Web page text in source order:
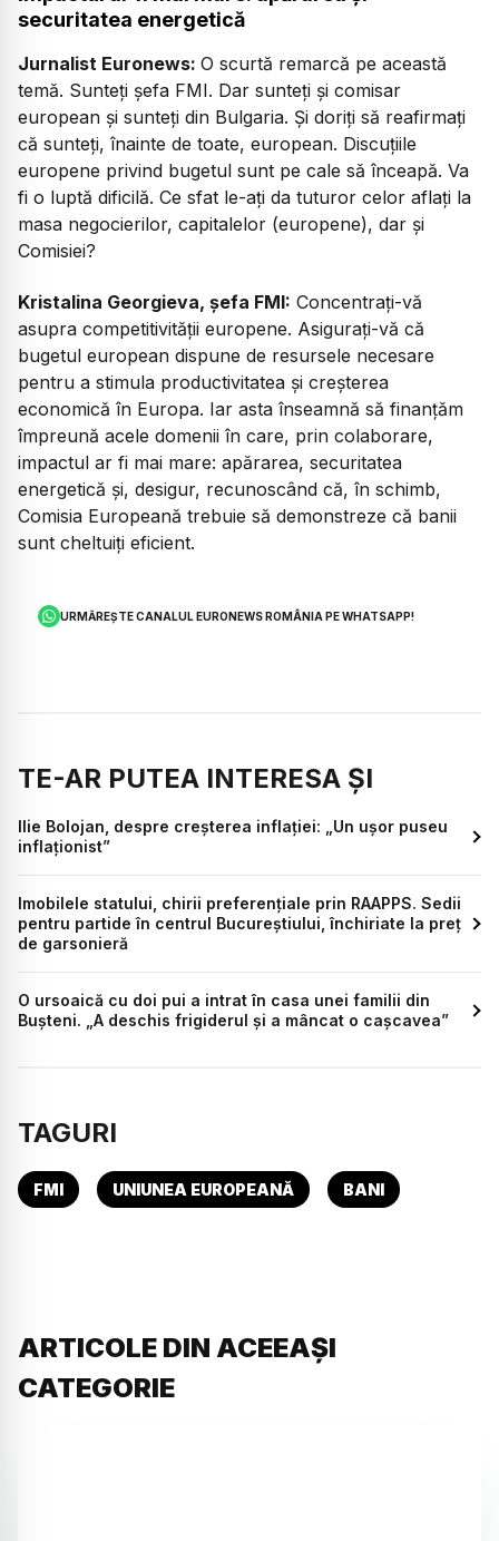
securitatea energetică
Jurnalist Euronews: O scurtă remarcă pe această
temă. Sunteți șefa FMI. Dar sunteți și comisar
european și sunteți din Bulgaria. Și doriți să reafirmați
că sunteți, înainte de toate, european. Discuțiile
europene privind bugetul sunt pe cale să înceapă. Va
fi o luptă dificilă. Ce sfat le-ați da tuturor celor aflați la
masa negocierilor, capitalelor (europene), dar și
Comisiei?
Kristalina Georgieva, șefa FMI: Concentrați-vă
asupra competitivității europene. Asigurați-vă că
bugetul european dispune de resursele necesare
pentru a stimula productivitatea și creșterea
economică în Europa. Iar asta înseamnă să finanțăm
împreună acele domenii în care, prin colaborare,
impactul ar fi mai mare: apărarea, securitatea
energetică și, desigur, recunoscând că, în schimb,
Comisia Europeană trebuie să demonstreze că banii
sunt cheltuiți eficient.
URMĂREȘTE CANALUL EURONEWS ROMÂNIA PE WHATSAPP!
TE-AR PUTEA INTERESA ȘI
Ilie Bolojan, despre creșterea inflației: „Un ușor puseu
inflaționist”
Imobilele statului, chirii preferențiale prin RAAPPS. Sedii
pentru partide în centrul Bucureștiului, închiriate la preț
de garsonieră
O ursoaică cu doi pui a intrat în casa unei familii din
Bușteni. „A deschis frigiderul și a mâncat o cașcavea”
TAGURI
FMI UNIUNEA EUROPEANĂ BANI
ARTICOLE DIN ACEEAȘI
CATEGORIE